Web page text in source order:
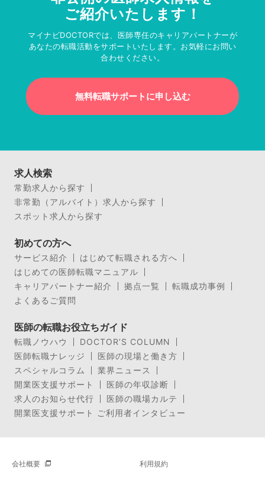
ご紹介いたします！
マイナビDOCTORでは、医師専任のキャリアパートナーが
あなたの転職活動をサポートいたします。お気軽にお問い
合わせください。
無料転職サポートに申し込む
求人検索
常勤求人から探す
非常勤（アルバイト）求人から探す
スポット求人から探す
初めての方へ
サービス紹介
はじめて転職される方へ
はじめての医師転職マニュアル
キャリアパートナー紹介
拠点一覧
転職成功事例
よくあるご質問
医師の転職お役立ちガイド
転職ノウハウ
DOCTOR’S COLUMN
医師転職ナレッジ
医師の現場と働き方
スペシャルコラム
業界ニュース
開業医支援サポート
医師の年収診断
求人のお知らせ代行
医師の職場カルテ
開業医支援サポート ご利用者インタビュー
会社概要 利用規約